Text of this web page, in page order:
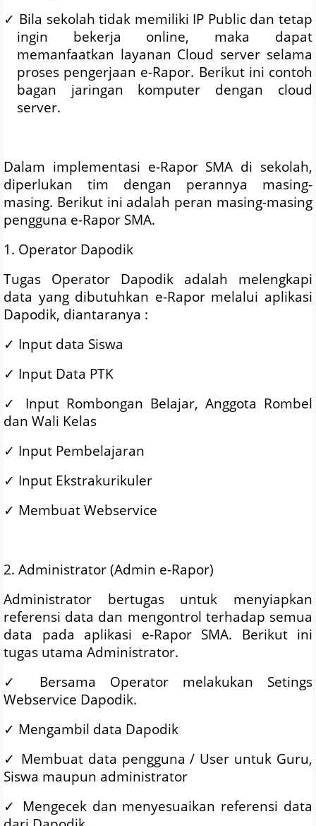
✓ Bila sekolah tidak memiliki IP Public dan tetap
ingin bekerja online, maka dapat
memanfaatkan layanan Cloud server selama
proses pengerjaan e-Rapor. Berikut ini contoh
bagan jaringan komputer dengan cloud
server.
Dalam implementasi e-Rapor SMA di sekolah,
diperlukan tim dengan perannya masing-
masing. Berikut ini adalah peran masing-masing
pengguna e-Rapor SMA.
1. Operator Dapodik
Tugas Operator Dapodik adalah melengkapi
data yang dibutuhkan e-Rapor melalui aplikasi
Dapodik, diantaranya :
✓ Input data Siswa
✓ Input Data PTK
✓
Input Rombongan Belajar, Anggota Rombel
dan Wali Kelas
✓ Input Pembelajaran
✓ Input Ekstrakurikuler
✓ Membuat Webservice
2. Administrator (Admin e-Rapor)
Administrator bertugas untuk menyiapkan
referensi data dan mengontrol terhadap semua
data pada aplikasi e-Rapor SMA. Berikut ini
tugas utama Administrator.
✓
Bersama Operator melakukan Setings
Webservice Dapodik.
✓ Mengambil data Dapodik
✓ Membuat data pengguna / User untuk Guru,
Siswa maupun administrator
✓ Mengecek dan menyesuaikan referensi data